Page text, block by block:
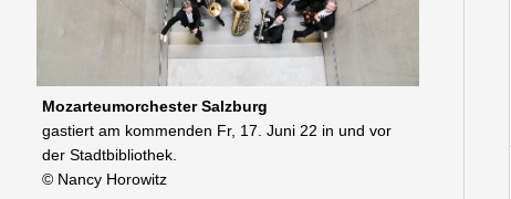
Mozarteumorchester Salzburg
gastiert am kommenden Fr, 17. Juni 22 in und vor
der Stadtbibliothek.
© Nancy Horowitz